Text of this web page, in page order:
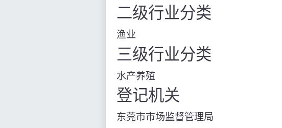
二级行业分类
渔业
三级行业分类
水产养殖
登记机关
东莞市市场监督管理局